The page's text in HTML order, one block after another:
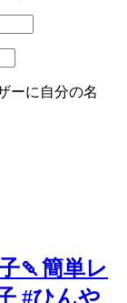
ーに自分の名
🍡簡単レ
#ひんや